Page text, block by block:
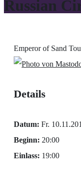
Russian
Emperor of Sand
Details
Datum: Fr.
Beginn: 20:00
Einlass: 19:00